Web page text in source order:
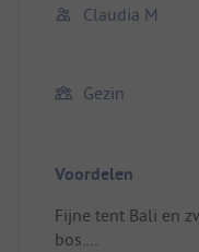
Claudia M
Gezin
Voordelen
Fijne tent Bali en
bos.